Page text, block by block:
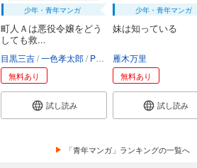
少年・青年マンガ
町人Ａは悪役令嬢をどう
しても救...
目黒三吉 一色孝太郎 Parum
無料あり
試し読み
少年・青年マンガ
妹は知っている
雁木万里
無料あり
試し読み
「青年マンガ」ランキングの一覧へ